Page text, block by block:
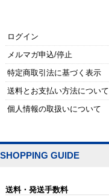
ログイン
メルマガ申込/停止
特定商取引法に基づく表示
送料とお支払い方法について
個人情報の取扱いについて
SHOPPING GUIDE
送料・発送手数料